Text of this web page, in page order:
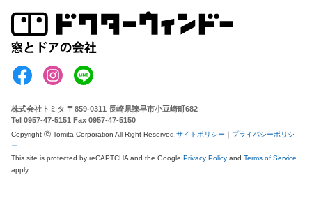
株式会社トミタ 〒859-0311 長崎県諫早市小豆崎町682
Tel 0957-47-5151 Fax 0957-47-5150
Copyright ⓒ Tomita Corporation All Right Reserved. サイトポリシー ｜ プライバシーポリシ
ー
This site is protected by reCAPTCHA and the Google Privacy Policy and Terms of Service
apply.